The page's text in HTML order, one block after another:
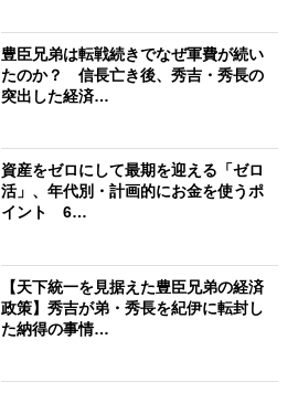
豊臣兄弟は転戦続きでなぜ軍費が続い
たのか？ 信長亡き後、秀吉・秀長の
突出した経済…
資産をゼロにして最期を迎える「ゼロ
活」、年代別・計画的にお金を使うポ
イント 6…
【天下統一を見据えた豊臣兄弟の経済
政策】秀吉が弟・秀長を紀伊に転封し
た納得の事情…